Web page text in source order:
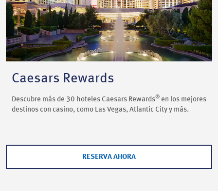
Caesars Rewards
Descubre más de 30 hoteles Caesars Rewards® en los mejores
destinos con casino, como Las Vegas, Atlantic City y más.
RESERVA AHORA